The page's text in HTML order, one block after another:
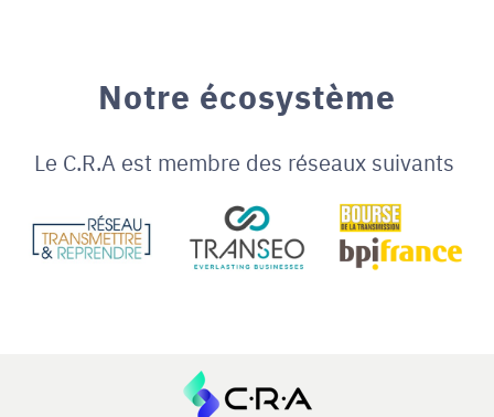
Notre écosystème
Le C.R.A est membre des réseaux suivants